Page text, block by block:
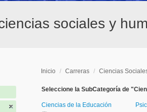
sociales y
Inicio / Carreras / Ciencias
Seleccione la SubCategoría de
Ciencias de la Educación